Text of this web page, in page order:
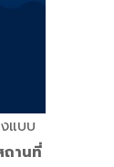
แบบ
ถานที่